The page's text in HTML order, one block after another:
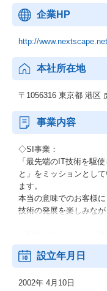
企業HP
http://
本社所在地
〒1056316 東京都 港区
事業内容
◇SI事業：
「最先端のIT技術を駆
と」をミッションとし
ます。
本当の意味でのお客様
技術の発展を楽しみなが
最新技術を集約し、常
ています。
するあらゆる映像デバイ
設立年月日
2002年 4月10日